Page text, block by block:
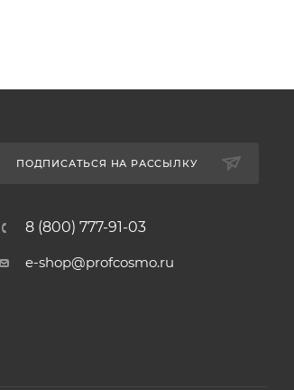
ПОДПИСАТЬСЯ НА РАССЫЛКУ
8 (800) 777-91-03
e-shop@profcosmo.ru